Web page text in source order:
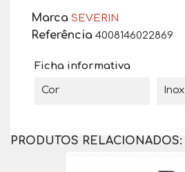
Marca SEVERIN
Referência 4008146022869
Ficha informativa
Cor Inox
PRODUTOS RELACIONADOS: